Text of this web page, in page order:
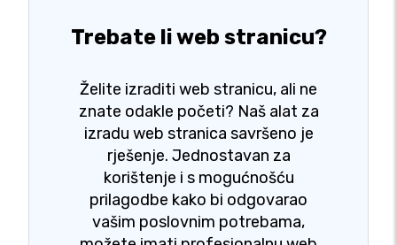
Trebate li web stranicu?
Želite izraditi web stranicu, ali ne
znate odakle početi? Naš alat za
izradu web stranica savršeno je
rješenje. Jednostavan za
korištenje i s mogućnošću
prilagodbe kako bi odgovarao
vašim poslovnim potrebama,